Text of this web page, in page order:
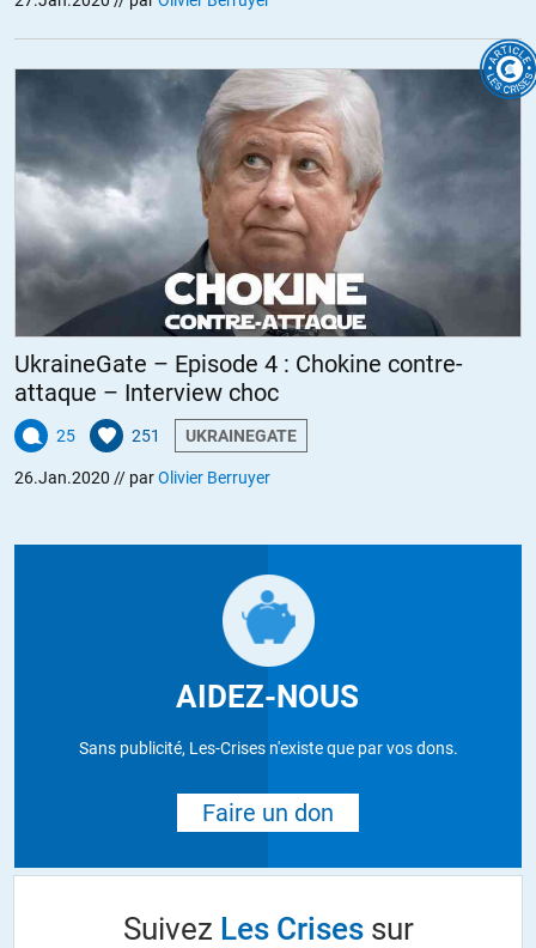
UkraineGate – Episode 4 : Chokine contre-
attaque – Interview choc
25 251 UKRAINEGATE
26.Jan.2020 // parOlivier Berruyer
AIDEZ-NOUS
Sans publicité, Les-Crises n'existe que par vos dons.
Faire un don
Suivez Les Crisessur